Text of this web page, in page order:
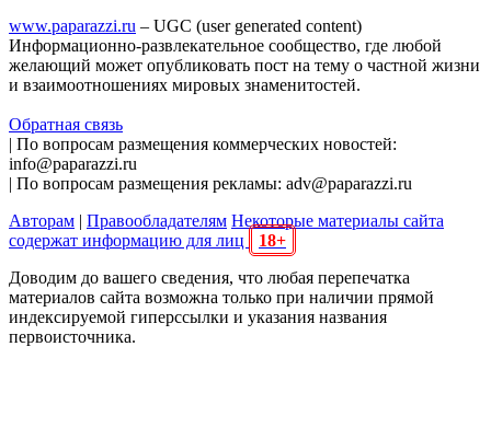
www.paparazzi.ru – UGC (user generated content)
Информационно-развлекательное сообщество, где любой
желающий может опубликовать пост на тему о частной жизни
и взаимоотношениях мировых знаменитостей.
Обратная связь
| По вопросам размещения коммерческих новостей:
info@paparazzi.ru
| По вопросам размещения рекламы: adv@paparazzi.ru
Авторам | Правообладателям Некоторые материалы сайта
содержат информацию для лиц
18+
Доводим до вашего сведения, что любая перепечатка
материалов сайта возможна только при наличии прямой
индексируемой гиперссылки и указания названия
первоисточника.